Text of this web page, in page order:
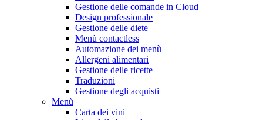
navigation
Gestione delle comande in Cloud
Design professionale
Gestione delle diete
Menù contactless
Automazione dei menù
Allergeni alimentari
Gestione delle ricette
Traduzioni
Gestione degli acquisti
Menù
Carta dei vini